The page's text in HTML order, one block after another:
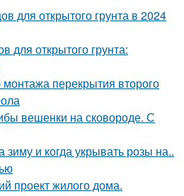
для открытого грунта в 2024
для открытого грунта:
перекрытия второго
вешенки на сковороде. С
зиму и когда укрывать розы на..
проект жилого дома.